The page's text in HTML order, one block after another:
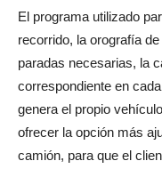
El programa utilizado
recorrido, la orografía
paradas necesarias, la
correspondiente en
genera el propio
ofrecer la opción más
camión, para que el